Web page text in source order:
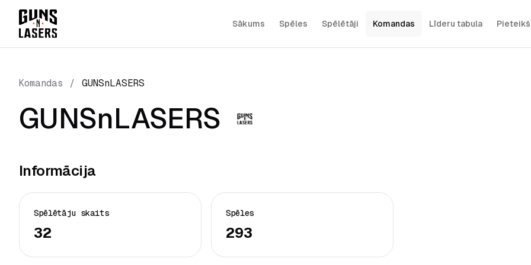
Sākums Spēles Spēlētāji Komandas Līderu tabula
Komandas / GUNSnLASERS
GUNSnLASERS
Informācija
Spēlētāju skaits
32
Spēles
293